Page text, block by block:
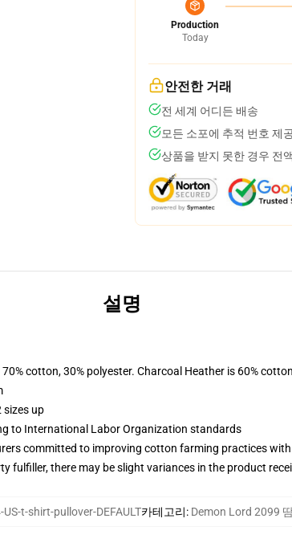
Production
Today
안전한 거래
전 세계 어디든 배송
모든 소포에 추적 번호 제
상품을 받지 못한 경우 전
설명
cotton, 30% polyester. Charcoal Heather is 60%
sizes up
to International Labor Organization standards
committed to improving cotton farming practices
fulfiller, there may be slight variances in the product
t-shirt-pullover-DEFAULT카테고리: Demon Lord 2099